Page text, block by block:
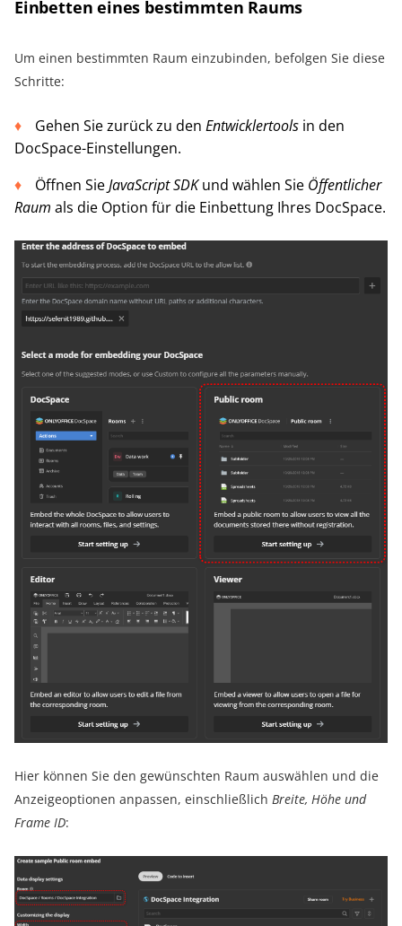
Einbetten eines bestimmten Raums
Um einen bestimmten Raum einzubinden, befolgen Sie diese
Schritte:
Gehen Sie zurück zu den Entwicklertools in den
DocSpace-Einstellungen.
Öffnen SieJavaScript SDKund wählen Sie Öffentlicher
Raum als die Option für die Einbettung Ihres DocSpace.
Hier können Sie den gewünschten Raum auswählen und die
Anzeigeoptionen anpassen, einschließlich Breite, Höhe und
Frame ID: